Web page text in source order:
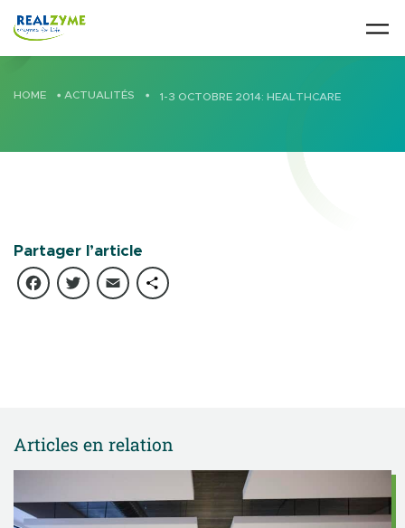
HOME • ACTUALITÉS • 1-3 OCTOBRE 2014: HEALTHCARE
Partager l’article
Facebook
Twitter
Email
Articles en relation